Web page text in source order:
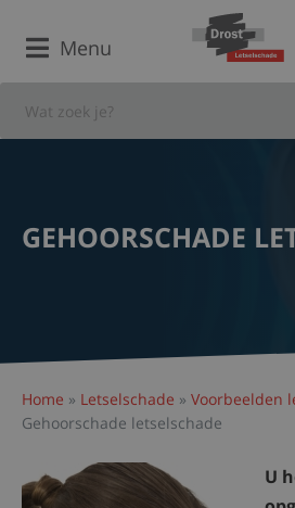
Menu
GEHOORSCHADE
Home » Letselschade » Voorbeelden
Gehoorschade letselschade
U